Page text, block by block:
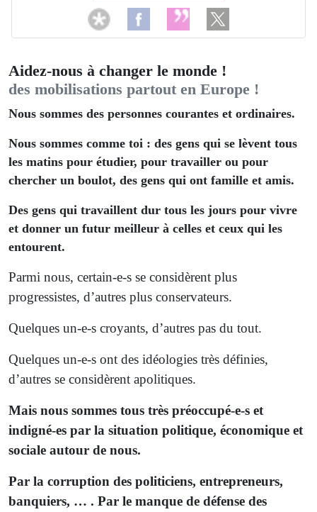
Aidez-nous à changer le monde !
des mobilisations partout en Europe !
Nous sommes des personnes courantes et ordinaires.
Nous sommes comme toi : des gens qui se lèvent tous
les matins pour étudier, pour travailler ou pour
chercher un boulot, des gens qui ont famille et amis.
Des gens qui travaillent dur tous les jours pour vivre
et donner un futur meilleur à celles et ceux qui les
entou­rent.
Parmi nous, certain-e-s se considèrent plus
progressistes, d’autres plus conservateurs.
Quelques un-e-s croyants, d’autres pas du tout.
Quelques un-e-s ont des idéologies très définies,
d’autres se considèrent apolitiques.
Mais nous sommes tous très préoccupé-e-s et
indigné-es par la situation politique, économique et
sociale autour de nous.
Par la corruption des politiciens, entrepreneurs,
banquiers, … . Par le manque de défense des